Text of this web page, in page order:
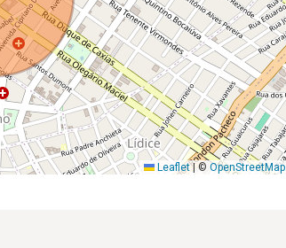
Leaflet |© OpenStreetMap